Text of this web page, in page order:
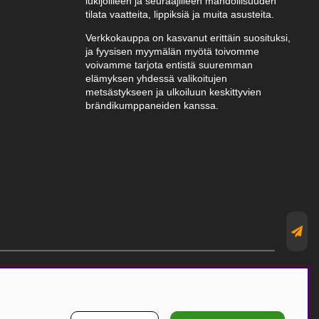
tilata vaatteita, lippiksiä ja muita asusteita.
Verkkokauppa on kasvanut erittäin suosituksi,
ja fyysisen myymälän myötä toivomme
voivamme tarjota entistä suuremman
elämyksen yhdessä valikoitujen
metsästykseen ja ulkoiluun keskittyvien
brändikumppaneiden kanssa.